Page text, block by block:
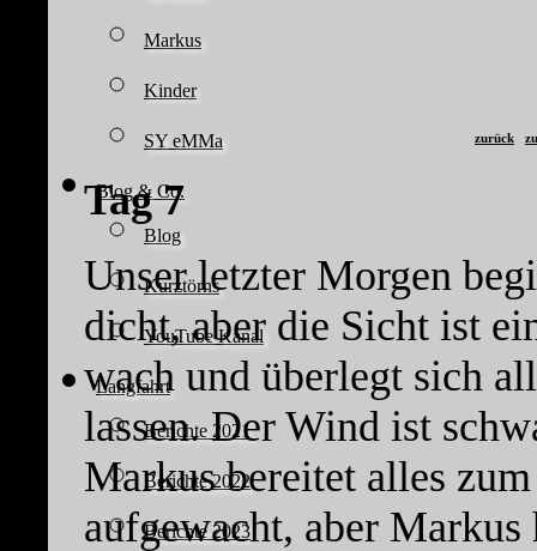
Markus
Kinder
SY eMMa
Blog & Co.
Blog
Kurztörns
YouTube Kanal
Langfahrt
Berichte 2021
Berichte 2022
Berichte 2023
zurück
Tag 7
Unser letzter Morgen
dicht, aber die Sicht ist
wach und überlegt sich
lassen. Der Wind ist
Markus bereitet alles
aufgewacht, aber Markus